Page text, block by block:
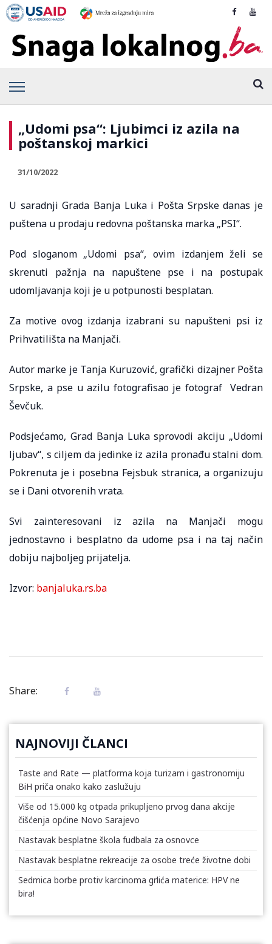
„Udomi psa“: Ljubimci iz azila na
poštanskoj markici
31/10/2022
U saradnji Grada Banja Luka i Pošta Srpske danas je
puštena u prodaju redovna poštanska marka „PSI“.
Pod sloganom „Udomi psa“, ovim izdanjem želi se
skrenuti pažnja na napuštene pse i na postupak
udomljavanja koji je u potpunosti besplatan.
Za motive ovog izdanja izabrani su napušteni psi iz
Prihvatilišta na Manjači.
Autor marke je Tanja Kuruzović, grafički dizajner Pošta
Srpske, a pse u azilu fotografisao je fotograf Vedran
Ševčuk.
Podsjećamo, Grad Banja Luka sprovodi akciju „Udomi
ljubav“, s ciljem da jedinke iz azila pronađu stalni dom.
Pokrenuta je i posebna Fejsbuk stranica, a organizuju
se i Dani otvorenih vrata.
Svi zainteresovani iz azila na Manjači mogu
jednostavno i besplatno da udome psa i na taj način
dobiju najboljeg prijatelja.
Izvor: banjaluka.rs.ba
Share:
NAJNOVIJI ČLANCI
Taste and Rate — platforma koja turizam i gastronomiju
BiH priča onako kako zaslužuju
Više od 15.000 kg otpada prikupljeno prvog dana akcije
čišćenja općine Novo Sarajevo
Nastavak besplatne škola fudbala za osnovce
Nastavak besplatne rekreacije za osobe treće životne dobi
Sedmica borbe protiv karcinoma grlića materice: HPV ne
bira!